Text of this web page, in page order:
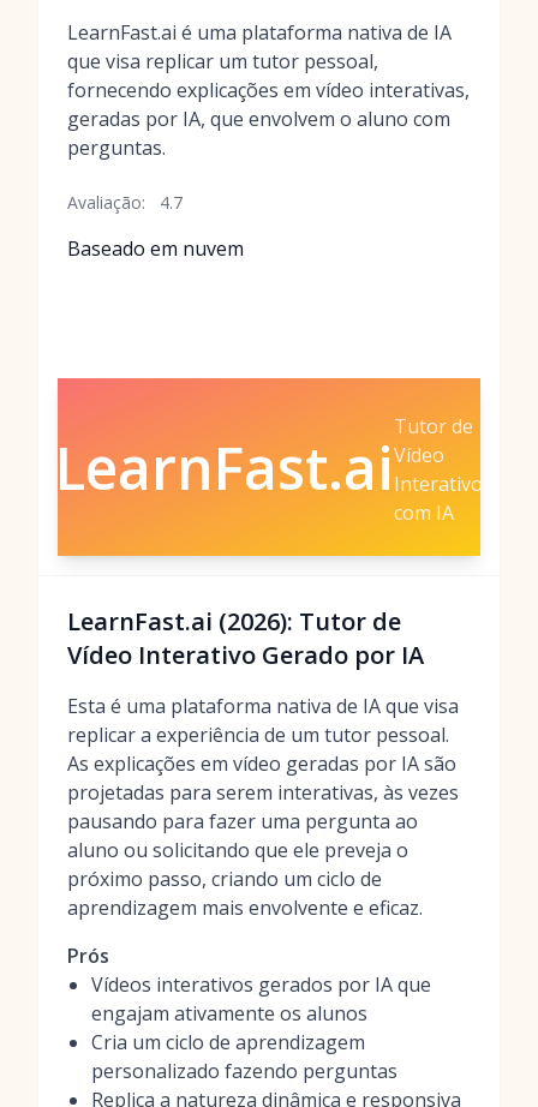
LearnFast.ai é uma plataforma nativa de IA
que visa replicar um tutor pessoal,
fornecendo explicações em vídeo interativas,
geradas por IA, que envolvem o aluno com
perguntas.
Avaliação: 4.7
Baseado em nuvem
LearnFast.ai
Tutor de
Vídeo
Interativo
com IA
LearnFast.ai (2026): Tutor de
Vídeo Interativo Gerado por IA
Esta é uma plataforma nativa de IA que visa
replicar a experiência de um tutor pessoal.
As explicações em vídeo geradas por IA são
projetadas para serem interativas, às vezes
pausando para fazer uma pergunta ao
aluno ou solicitando que ele preveja o
próximo passo, criando um ciclo de
aprendizagem mais envolvente e eficaz.
Prós
Vídeos interativos gerados por IA que
engajam ativamente os alunos
Cria um ciclo de aprendizagem
personalizado fazendo perguntas
Replica a natureza dinâmica e responsiva